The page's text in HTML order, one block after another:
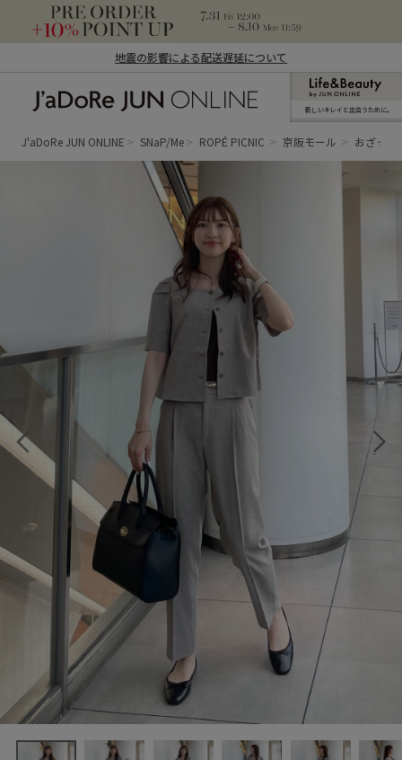
地震の影響による配送遅延について
ン オンライン）
新しいキレイと出合うために。
J'aDoRe JUN ONLINE SNaP/Me ROPÉ PICNIC 京阪モール おざっ